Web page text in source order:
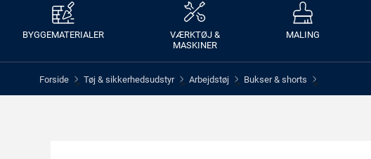
BYGGEMATERIALER
VÆRKTØJ &
MASKINER
MALING
Forside > Tøj & sikkerhedsudstyr > Arbejdstøj > Bukser & shorts >